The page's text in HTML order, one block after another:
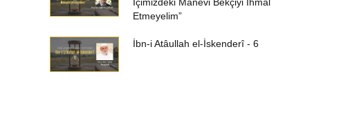
Etmeyelim”
İbn-i Atâullah el-İskenderî - 6